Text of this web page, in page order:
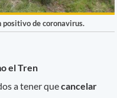
positivo de coronavirus.
el Tren
a tener quecancelar